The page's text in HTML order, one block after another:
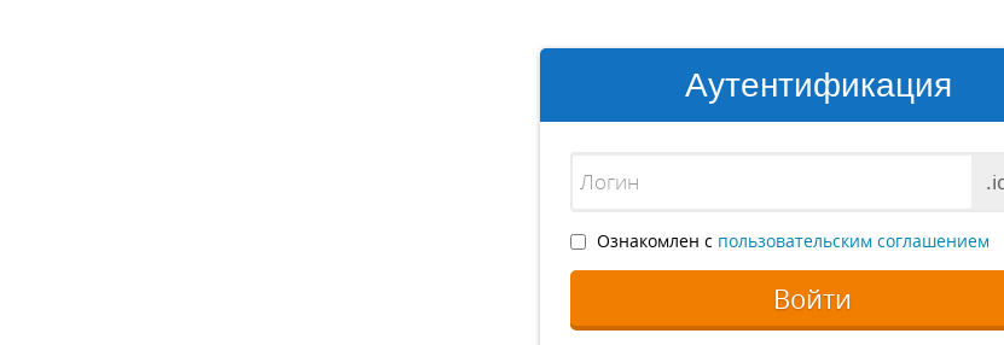
Аутентификация
Ознакомлен с пользовательским соглашением
Войти